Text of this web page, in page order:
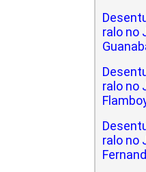
ralo no
ralo no
ralo no